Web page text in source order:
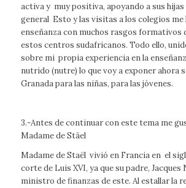
activa y muy positiva, apoyando a sus hijas
general Esto y las visitas a los colegios
enseñanza con muchos rasgos formativos
estos centros sudafricanos. Todo ello,
sobre mi propia experiencia en la
nutrido (nutre) lo que voy a exponer ahora
Granada para las niñas, para las jóvenes.
3.-Antes de continuar con este tema me
Madame de Stäel
Madame de Staël vivió en Francia en el
corte de Luis XVI, ya que su padre, Jacques
ministro de finanzas de este. Al estallar la